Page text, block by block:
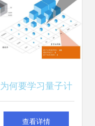
为何要学习量子计
算机科技领域的技
查看详情